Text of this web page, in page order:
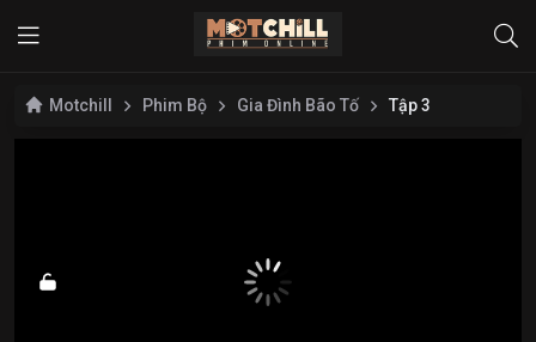
Motchill Phim Bộ Gia Đình Bão Tố Tập 3